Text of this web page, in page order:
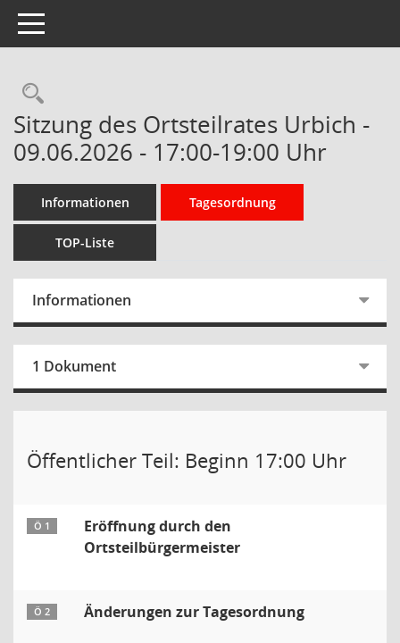
Toggle navigation
Rechercheauswahl
Sitzung des Ortsteilrates Urbich -
09.06.2026 - 17:00-19:00 Uhr
Informationen Tagesordnung
TOP-Liste
Informationen
1 Dokument
Öffentlicher Teil: Beginn 17:00 Uhr
Ö 1
Eröffnung durch den
Ortsteilbürgermeister
Ö 2 Änderungen zur Tagesordnung